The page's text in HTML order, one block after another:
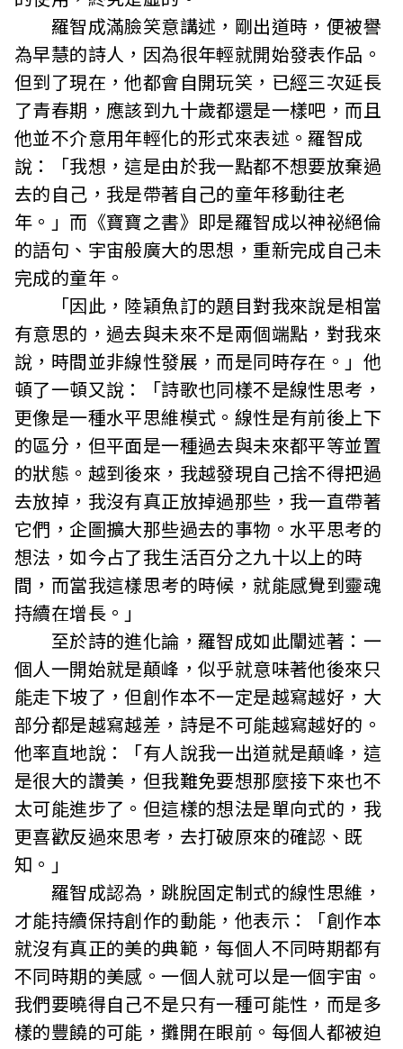
羅智成滿臉笑意講述，剛出道時，便被譽
為早慧的詩人，因為很年輕就開始發表作品。
但到了現在，他都會自開玩笑，已經三次延長
了青春期，應該到九十歲都還是一樣吧，而且
他並不介意用年輕化的形式來表述。羅智成
說：「我想，這是由於我一點都不想要放棄過
去的自己，我是帶著自己的童年移動往老
年。」而《寶寶之書》即是羅智成以神祕絕倫
的語句、宇宙般廣大的思想，重新完成自己未
完成的童年。
「因此，陸穎魚訂的題目對我來說是相當
有意思的，過去與未來不是兩個端點，對我來
說，時間並非線性發展，而是同時存在。」他
頓了一頓又說：「詩歌也同樣不是線性思考，
更像是一種水平思維模式。線性是有前後上下
的區分，但平面是一種過去與未來都平等並置
的狀態。越到後來，我越發現自己捨不得把過
去放掉，我沒有真正放掉過那些，我一直帶著
它們，企圖擴大那些過去的事物。水平思考的
想法，如今占了我生活百分之九十以上的時
間，而當我這樣思考的時候，就能感覺到靈魂
持續在增長。」
至於詩的進化論，羅智成如此闡述著：一
個人一開始就是顛峰，似乎就意味著他後來只
能走下坡了，但創作本不一定是越寫越好，大
部分都是越寫越差，詩是不可能越寫越好的。
他率直地說：「有人說我一出道就是顛峰，這
是很大的讚美，但我難免要想那麼接下來也不
太可能進步了。但這樣的想法是單向式的，我
更喜歡反過來思考，去打破原來的確認、既
知。」
羅智成認為，跳脫固定制式的線性思維，
才能持續保持創作的動能，他表示：「創作本
就沒有真正的美的典範，每個人不同時期都有
不同時期的美感。一個人就可以是一個宇宙。
我們要曉得自己不是只有一種可能性，而是多
樣的豐饒的可能，攤開在眼前。每個人都被迫